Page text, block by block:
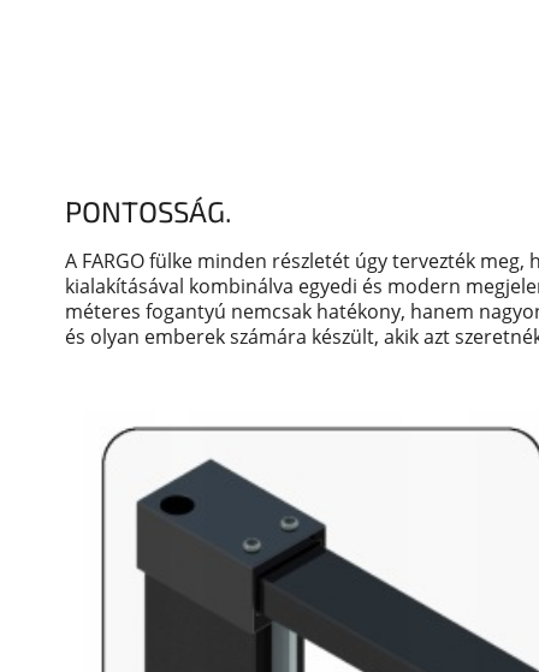
PONTOSSÁG.
A FARGO fülke minden részletét úgy tervezték
kialakításával kombinálva egyedi és modern
méteres fogantyú nemcsak hatékony, hanem
és olyan emberek számára készült, akik azt